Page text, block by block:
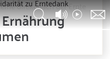
zu Erntedank